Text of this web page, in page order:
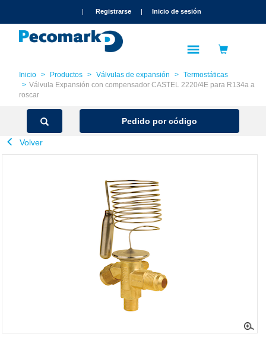
| Registrarse | Inicio de sesión
Inicio Productos Válvulas de expansión
Termostáticas
Válvula Expansión con compensador CASTEL 2220/4E para R134a a
roscar
Pedido por código
Volver